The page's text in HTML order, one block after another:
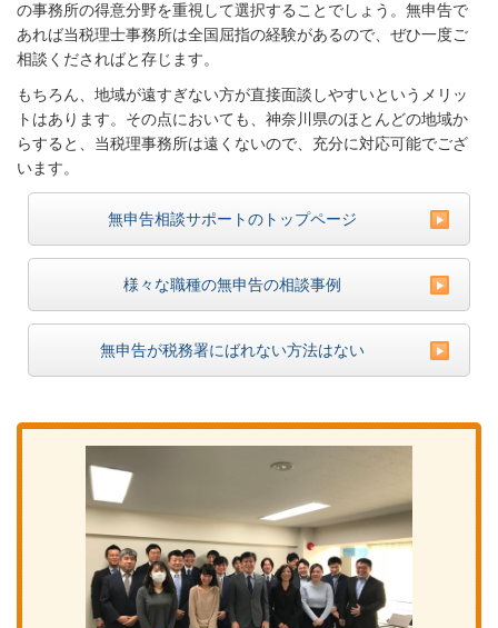
の事務所の得意分野を重視して選択することでしょう。無申告で
あれば当税理士事務所は全国屈指の経験があるので、ぜひ一度ご
相談くださればと存じます。
もちろん、地域が遠すぎない方が直接面談しやすいというメリッ
トはあります。その点においても、神奈川県のほとんどの地域か
らすると、当税理事務所は遠くないので、充分に対応可能でござ
います。
無申告相談サポートのトップページ
様々な職種の無申告の相談事例
無申告が税務署にばれない方法はない